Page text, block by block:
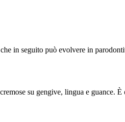
in seguito può evolvere in
su gengive, lingua e